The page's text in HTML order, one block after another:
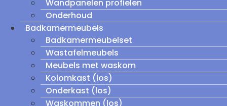
Wandpanelen profielen
Onderhoud
Badkamermeubels
Badkamermeubelset
Wastafelmeubels
Meubels met waskom
Kolomkast (los)
Onderkast (los)
Waskommen (los)